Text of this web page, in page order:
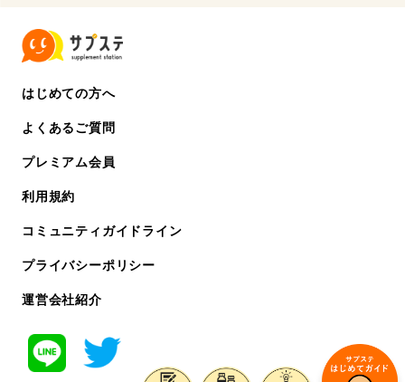
はじめての方へ
よくあるご質問
プレミアム会員
利用規約
コミュニティガイドライン
プライバシーポリシー
運営会社紹介